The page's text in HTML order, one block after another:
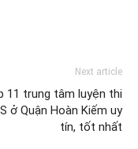
Next article
11 trung tâm luyện thi
ở Quận Hoàn Kiếm uy
tín, tốt nhất